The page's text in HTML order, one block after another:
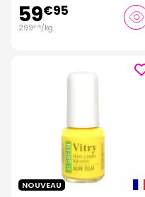
59€95
299€75/kg
NOUVEAU